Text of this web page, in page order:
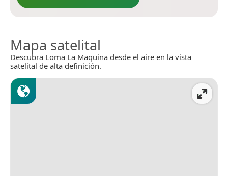
Mapa satelital
Descubra Loma La Maquina desde el aire en la vista
satelital de alta definición.